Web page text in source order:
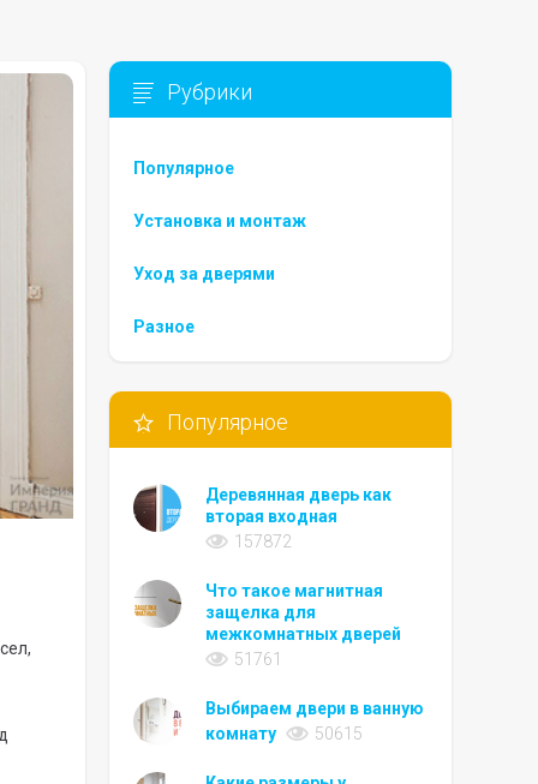
Рубрики
Популярное
Установка и монтаж
Уход за дверями
Разное
Популярное
Деревянная дверь как
вторая входная
157872
Что такое магнитная
защелка для
межкомнатных дверей
51761
Выбираем двери в ванную
комнату
50615